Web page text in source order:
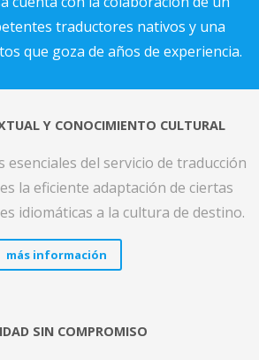
traductores nativos y una
que goza de años de experiencia.
Y CONOCIMIENTO CULTURAL
esenciales del servicio de traducción
la eficiente adaptación de ciertas
idiomáticas a la cultura de destino.
más información
SIN COMPROMISO